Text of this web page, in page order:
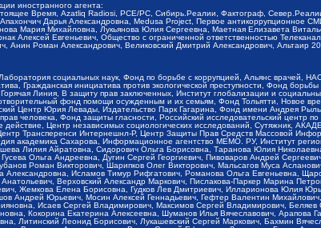
иностранного агента:
Время, Azatliq Radiosi, PCE/PC, Сибирь.Реалии, Фактограф,
Дарья Александровна, Medusa Project, Первое антикоррупционное
Мария Михайловна, Лукьянова Юлия Сергеевна, Маетная Елизавета
Алексей Евгеньевич, Общество с ограниченной ответственностью
Роман Александрович, Великовский Дмитрий Александрович, Альтаир
социальных наук, Фонд по борьбе с коррупцией, Альянс
Гражданская инициатива против экологической преступности, Фонд
Линия, В защиту прав заключенных, Институт глобализации и
фонд помощи осужденным и их семьям, Фонд Тольятти, Новое
Центр Юрия Левады, Издательство Парк Гагарина, Фонд имени Андрея
человека, Фонд защиты гласности, Российский исследовательский центр
действие, Центр независимых социологических исследований, Сутяжник,
Трансперенси Интернешнл-Р, Центр Защиты Прав Средств Массовой
академика Сахарова, Информационное агентство МЕМО. РУ, Институт
Лилия Айратовна, Сидорович Ольга Борисовна, Таранова Юлия
Ольга Андреевна, Дугин Сергей Георгиевич, Пивоваров Андрей
Роман Викторович, Шарипков Олег Викторович, Мальсагов Муса
Исламов Тимур Рифгатович, Романова Ольга Евгеньевна,
Верховский Александр Маркович, Пислакова-Паркер Марина
Жемкова Елена Борисовна, Гудков Лев Дмитриевич, Илларионова Юлия
Андрей Юрьевич, Мосин Алексей Геннадьевич, Гефтер Валентин
Исаев Сергей Владимирович, Максимов Сергей Владимирович, Беляев
Кокорина Екатерина Алексеевна, Шуманов Илья Вячеславович,
Литинский Леонид Борисович, Лукашевский Сергей Маркович, Бахмин